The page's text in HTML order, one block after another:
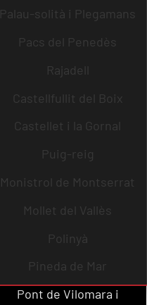
Palau-solità i Plegamans
Pacs del Penedès
Rajadell
Castellfullit del Boix
Castellet i la Gornal
Puig-reig
Monistrol de Montserrat
Mollet del Vallès
Polinyà
Pineda de Mar
Pont de Vilomara i